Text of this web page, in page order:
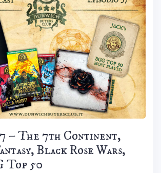
– The 7th Continent,
Black Rose Wars,
Top 50